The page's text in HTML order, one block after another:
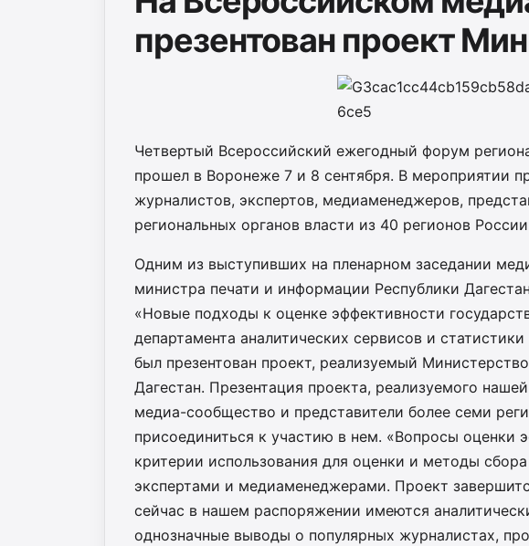
презентован проект
Четвертый Всероссийский ежегодный форум
прошел в Воронеже 7 и 8 сентября. В мероприятии
журналистов, экспертов, медиаменеджеров,
региональных органов власти из 40 регионов
Одним из выступивших на пленарном заседании
министра печати и информации Республики
«Новые подходы к оценке эффективности
департамента аналитических сервисов и
был презентован проект, реализуемый
Дагестан. Презентация проекта, реализуемого
медиа-сообщество и представители более семи
присоединиться к участию в нем. «Вопросы оценки
критерии использования для оценки и методы
экспертами и медиаменеджерами. Проект
сейчас в нашем распоряжении имеются
однозначные выводы о популярных журналистах,